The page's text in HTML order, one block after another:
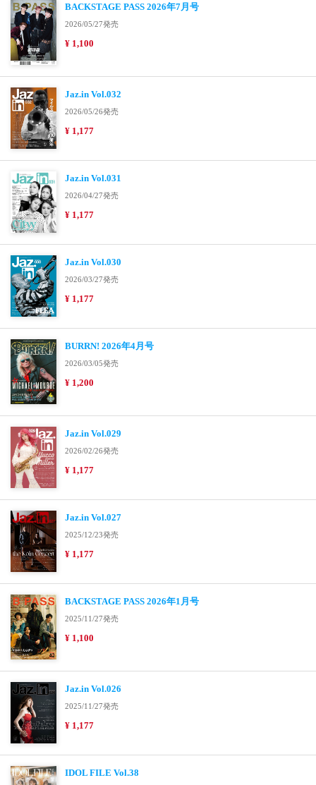
BACKSTAGE PASS 2026年7月号
2026/05/27発売
¥ 1,100
Jaz.in Vol.032
2026/05/26発売
¥ 1,177
Jaz.in Vol.031
2026/04/27発売
¥ 1,177
Jaz.in Vol.030
2026/03/27発売
¥ 1,177
BURRN! 2026年4月号
2026/03/05発売
¥ 1,200
Jaz.in Vol.029
2026/02/26発売
¥ 1,177
Jaz.in Vol.027
2025/12/23発売
¥ 1,177
BACKSTAGE PASS 2026年1月号
2025/11/27発売
¥ 1,100
Jaz.in Vol.026
2025/11/27発売
¥ 1,177
IDOL FILE Vol.38